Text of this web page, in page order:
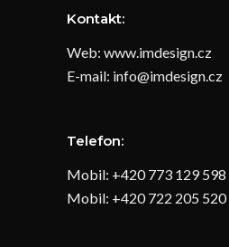
Kontakt:
Web: www.imdesign.cz
E-mail: info@imdesign.cz
Telefon:
Mobil: +420 773 129 598
Mobil: +420 722 205 520